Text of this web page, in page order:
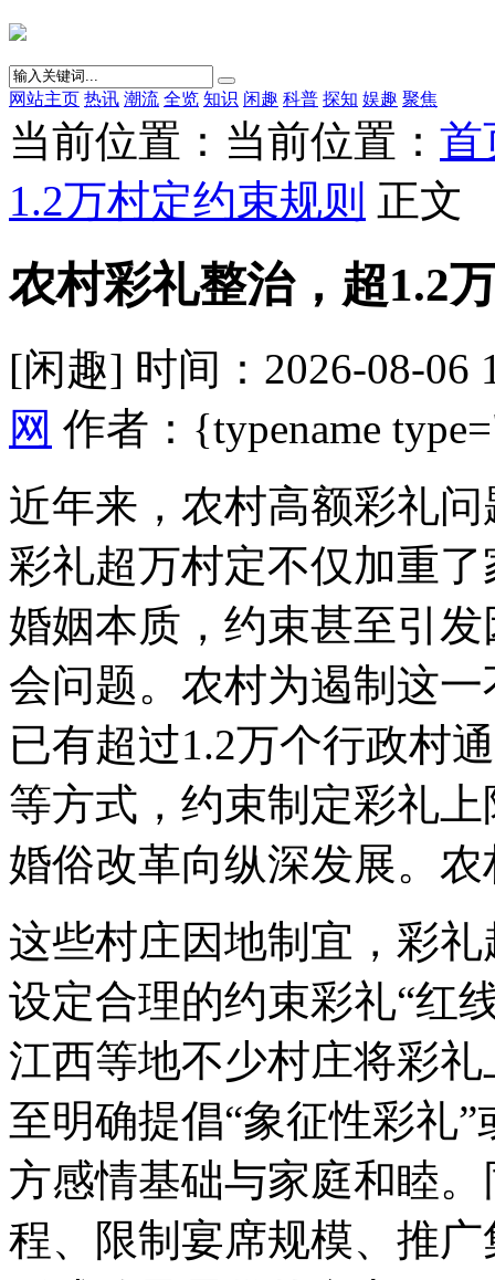
网站主页 热讯 潮流 全览 知识 闲趣 科普 探知 娱趣 聚焦
当前位置：当前位置： 首
1.2万村定约束规则 正文
农村彩礼整治，超1.2
[闲趣] 时间：2026-08-06
网 作者：{typename
近年来，农村高额彩礼
彩礼超万村定不仅加重
婚姻本质，约束甚至引
会问题。农村为遏制这
已有超过1.2万个行政村
等方式，约束制定彩礼上
婚俗改革向纵深发展。农
这些村庄因地制宜，彩
设定合理的约束彩礼“红
江西等地不少村庄将彩
至明确提倡“象征性彩礼
方感情基础与家庭和睦
程、限制宴席规模、推